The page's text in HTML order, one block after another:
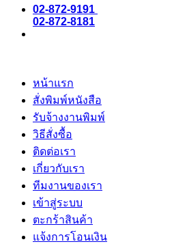
02-872-9191
02-872-8181
หน้าแรก
สั่งพิมพ์หนังสือ
รับจ้างงานพิมพ์
วิธีสั่งซื้อ
ติดต่อเรา
เกี่ยวกับเรา
ทีมงานของเรา
เข้าสู่ระบบ
ตะกร้าสินค้า
แจ้งการโอนเงิน